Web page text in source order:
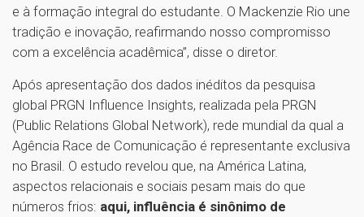
e à formação integral do estudante. O Mackenzie Rio une
tradição e inovação, reafirmando nosso compromisso
com a excelência acadêmica”, disse o diretor.
Após apresentação dos dados inéditos da pesquisa
global PRGN Influence Insights, realizada pela PRGN
(Public Relations Global Network), rede mundial da qual a
Agência Race de Comunicação é representante exclusiva
no Brasil. O estudo revelou que, na América Latina,
aspectos relacionais e sociais pesam mais do que
números frios: aqui, influência é sinônimo de